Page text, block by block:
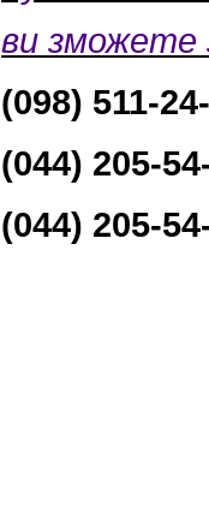
ви зможете
(098) 511-
(044) 205-
(044) 205-